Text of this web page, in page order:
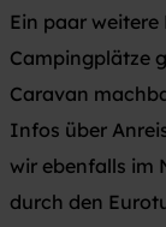
Ein paar weitere
Campingplätze
Caravan
Infos über
wir ebenfalls im
durch den